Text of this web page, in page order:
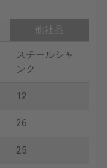
他社品
スチールシャ
ンク
12
26
25